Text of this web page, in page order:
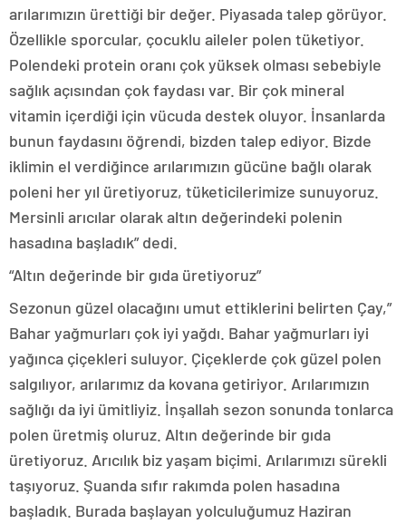
arılarımızın ürettiği bir değer. Piyasada talep görüyor.
Özellikle sporcular, çocuklu aileler polen tüketiyor.
Polendeki protein oranı çok yüksek olması sebebiyle
sağlık açısından çok faydası var. Bir çok mineral
vitamin içerdiği için vücuda destek oluyor. İnsanlarda
bunun faydasını öğrendi, bizden talep ediyor. Bizde
iklimin el verdiğince arılarımızın gücüne bağlı olarak
poleni her yıl üretiyoruz, tüketicilerimize sunuyoruz.
Mersinli arıcılar olarak altın değerindeki polenin
hasadına başladık” dedi.
“Altın değerinde bir gıda üretiyoruz”
Sezonun güzel olacağını umut ettiklerini belirten Çay,”
Bahar yağmurları çok iyi yağdı. Bahar yağmurları iyi
yağınca çiçekleri suluyor. Çiçeklerde çok güzel polen
salgılıyor, arılarımız da kovana getiriyor. Arılarımızın
sağlığı da iyi ümitliyiz. İnşallah sezon sonunda tonlarca
polen üretmiş oluruz. Altın değerinde bir gıda
üretiyoruz. Arıcılık biz yaşam biçimi. Arılarımızı sürekli
taşıyoruz. Şuanda sıfır rakımda polen hasadına
başladık. Burada başlayan yolculuğumuz Haziran